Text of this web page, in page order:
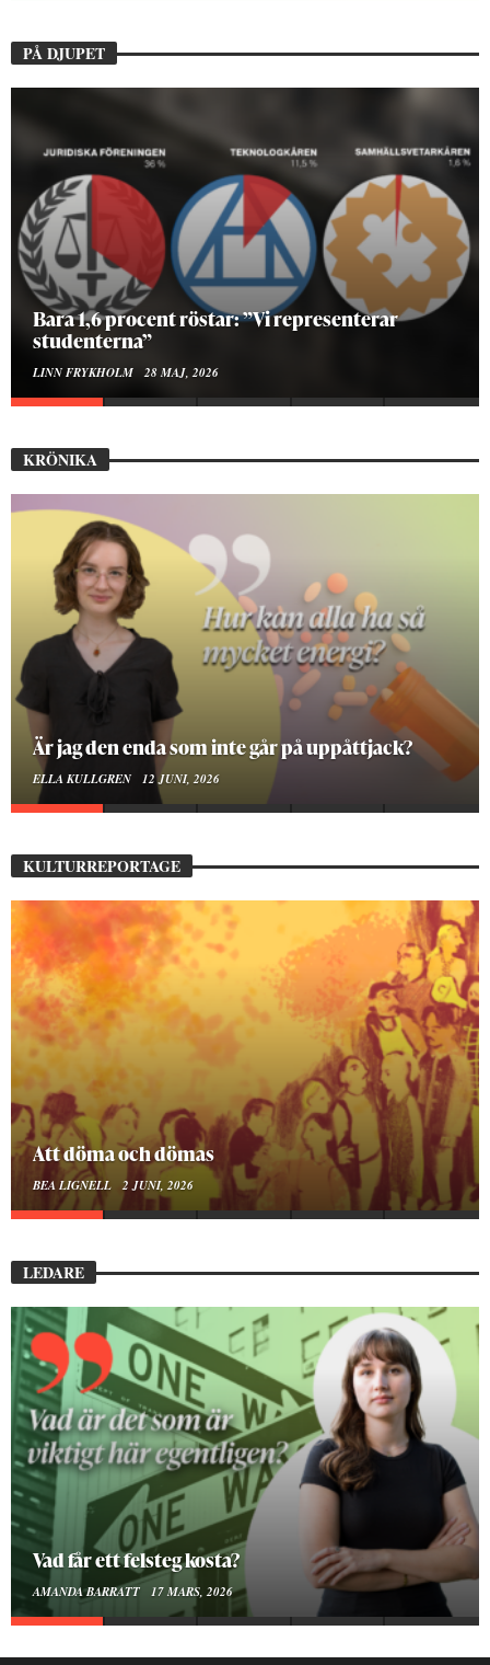
PÅ DJUPET
Hur bygger man en Lundakarneval?
ELISE RALSTON SAMUELSON 24 MAJ, 2026
KRÖNIKA
På stadsbiblioteket hittar jag det mänskliga
MOA LINDROTH 10 JUNI, 2026
KULTURREPORTAGE
Mellan ånger och ältande
BEA LIGNELL 23 MARS, 2026
LEDARE
Att vara en kropp
SMILLA SUNDÉN PETTERSSON 30 JANUARI, 2026